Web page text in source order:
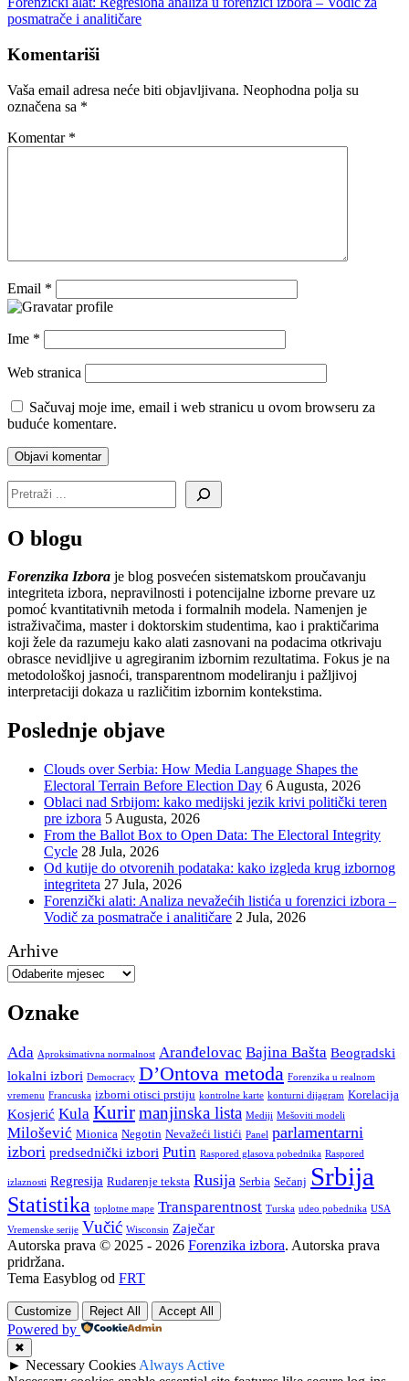
članaka
posmatrače i analitičare
Komentariši
Vaša email adresa neće biti objavljivana. Neophodna polja su
označena sa *
Komentar *
Email *
Ime *
Web stranica
Sačuvaj moje ime, email i web stranicu u ovom browseru za
buduće komentare.
O blogu
Forenzika Izbora je blog posvećen sistematskom proučavanju
integriteta izbora, nepravilnosti i potencijalne izborne prevare uz
pomoć kvantitativnih metoda i formalnih modela. Namenjen je
istraživačima, master i doktorskim studentima, kao i praktičarima
koji žele da razumeju kako alati zasnovani na podacima otkrivaju
obrasce nevidljive u agregiranim izbornim rezultatima. Fokus je na
metodološkoj jasnoći, transparentnom modeliranju i pažljivoj
interpretaciji dokaza u različitim izbornim kontekstima.
Poslednje objave
Clouds over Serbia: How Media Language Shapes the
Electoral Terrain Before Election Day 6 Augusta, 2026
Oblaci nad Srbijom: kako medijski jezik krivi politički teren
pre izbora 5 Augusta, 2026
From the Ballot Box to Open Data: The Electoral Integrity
Cycle 28 Jula, 2026
Od kutije do otvorenih podataka: kako izgleda krug izbornog
integriteta 27 Jula, 2026
Forenzički alati: Analiza nevažećih listića u forenzici izbora –
Vodič za posmatrače i analitičare 2 Jula, 2026
Arhive
Oznake
Ada Aproksimativna normalnost Aranđelovac Bajina Bašta Beogradski
lokalni izbori Democracy D’Ontova metoda Forenzika u realnom
vremenu Francuska izborni otisci prstiju kontrolne karte konturni dijagram Korelacija
Kosjerić Kula Kurirmanjinska lista Mediji Mešoviti modeli
Milošević Mionica Negotin Nevažeći listići Panel parlamentarni
izbori predsednički izbori Putin Raspored glasova pobednika Raspored
izlaznosti Regresija Rudarenje teksta Rusija Serbia Sečanj Srbija
Statistika toplotne mape Transparentnost Turska udeo pobednika USA
Vremenske serije Vučić Wisconsin Zaječar
Autorska prava © 2025 - 2026 Forenzika izbora. Autorska prava
pridržana.
Tema Easyblog od FRT
Customize Reject All Accept All
Powered by
✖
► Necessary Cookies Always Active